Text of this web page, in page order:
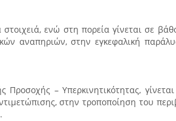
ενώ στη πορεία γίνεται σε
αναπηριών, στην εγκεφαλική
Προσοχής – Υπερκινητικότητας,
στην τροποποίηση του